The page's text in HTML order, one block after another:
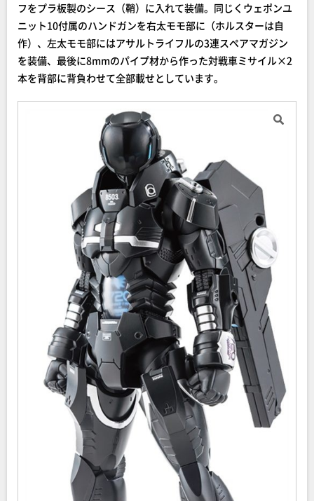
フをプラ板製のシース（鞘）に入れて装備。同じくウェポンユ
ニット10付属のハンドガンを右太モモ部に（ホルスターは自
作）、左太モモ部にはアサルトライフルの3連スペアマガジン
を装備、最後に8mmのパイプ材から作った対戦車ミサイル×2
本を背部に背負わせて全部載せとしています。